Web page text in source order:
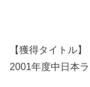
【獲得タイトル】
2001年度中日本